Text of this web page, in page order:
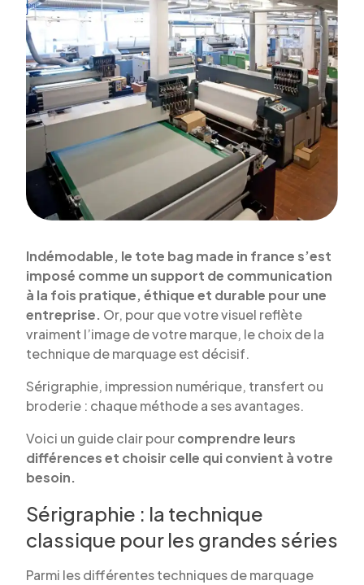
Indémodable, le tote bag made in france s’est
imposé comme un support de communication
à la fois pratique, éthique et durable pour une
entreprise. Or, pour que votre visuel reflète
vraiment l’image de votre marque, le choix de la
technique de marquage est décisif.
Sérigraphie, impression numérique, transfert ou
broderie : chaque méthode a ses avantages.
Voici un guide clair pourcomprendre leurs
différences et choisir celle qui convient à votre
besoin.
Sérigraphie : la technique
classique pour les grandes séries
Parmi les différentes techniques de marquage